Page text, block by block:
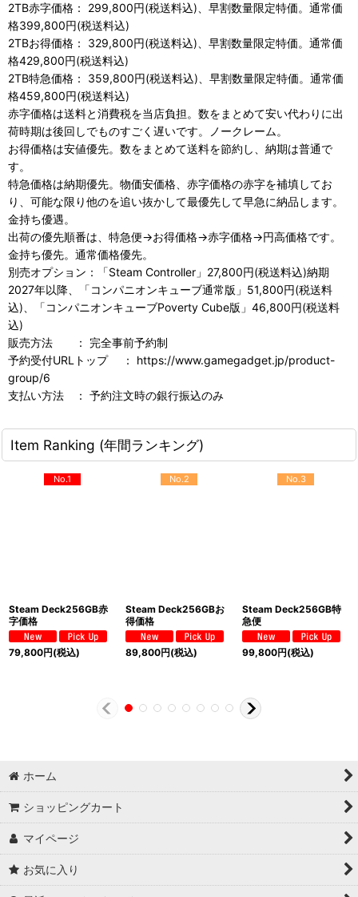
2TB赤字価格： 299,800円(税送料込)、早割数量限定特価。通常価
格399,800円(税送料込)
2TBお得価格： 329,800円(税送料込)、早割数量限定特価。通常価
格429,800円(税送料込)
2TB特急価格： 359,800円(税送料込)、早割数量限定特価。通常価
格459,800円(税送料込)
赤字価格は送料と消費税を当店負担。数をまとめて安い代わりに出
荷時期は後回しでものすごく遅いです。ノークレーム。
お得価格は安値優先。数をまとめて送料を節約し、納期は普通で
す。
特急価格は納期優先。物価安価格、赤字価格の赤字を補填してお
り、可能な限り他のを追い抜かして最優先して早急に納品します。
金持ち優遇。
出荷の優先順番は、特急便→お得価格→赤字価格→円高価格です。
金持ち優先。通常価格優先。
別売オプション：「Steam Controller」27,800円(税送料込)納期
2027年以降、「コンパニオンキューブ通常版」51,800円(税送料
込)、「コンパニオンキューブPoverty Cube版」46,800円(税送料
込)
販売方法 ： 完全事前予約制
予約受付URLトップ ： https://www.gamegadget.jp/product-
group/6
支払い方法 ： 予約注文時の銀行振込のみ
Item Ranking (年間ランキング)
No.1
Steam Deck256GB赤
字価格
79,800円(税込)
No.2
Steam Deck256GBお
得価格
89,800円(税込)
No.3
Steam Deck256GB特
急便
99,800円(税込)
ホーム
ショッピングカート
マイページ
お気に入り